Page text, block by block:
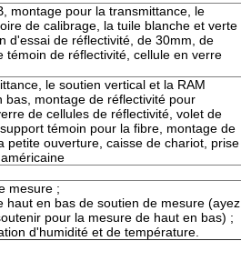
montage pour la transmittance, le
de calibrage, la tuile blanche et verte
d'essai de réflectivité, de 30mm, de
témoin de réflectivité, cellule en verre
le soutien vertical et la RAM
montage de réflectivité pour
de cellules de réflectivité, volet de
témoin pour la fibre, montage de
petite ouverture, caisse de chariot, prise
mesure ;
haut en bas de soutien de mesure (ayez
pour la mesure de haut en bas) ;
d'humidité et de température.